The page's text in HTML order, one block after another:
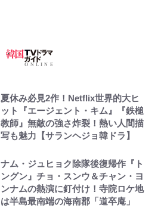
夏休み必見2作！Netflix世界的大ヒ
ット『エージェント・キム』『鉄槌
教師』無敵の強さ炸裂！熱い人間描
写も魅力【サランヘジョ韓ドラ】
ナム・ジュヒョク除隊後復帰作『ト
ングン』チョ・スンウ＆チャン・ヨ
ンナムの熱演に釘付け！寺院ロケ地
は半島最南端の海南郡「道卒庵」